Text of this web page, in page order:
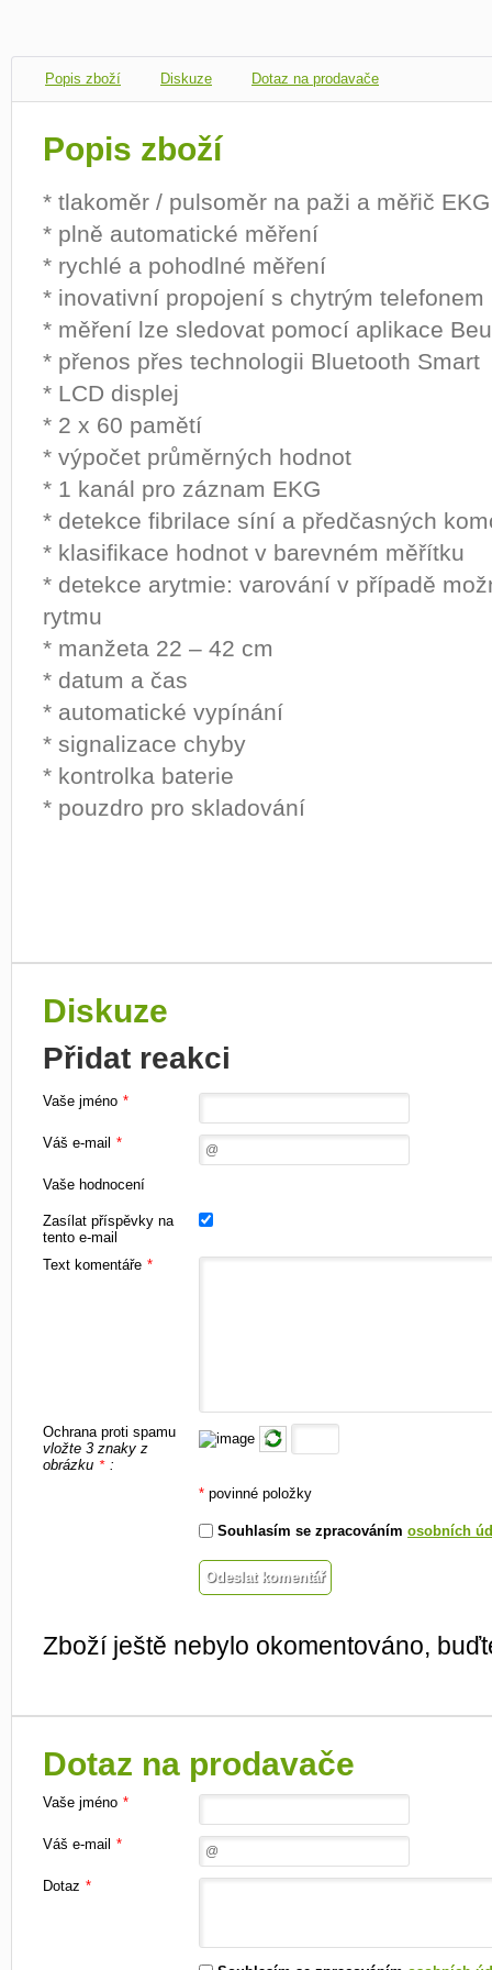
Popis zboží Diskuze Dotaz na prodavače
Popis zboží
* tlakoměr / pulsoměr na paži a měřič
* plně automatické měření
* rychlé a pohodlné měření
* inovativní propojení s chytrým telefonem
* měření lze sledovat pomocí aplikace
* přenos přes technologii Bluetooth Smart
* LCD displej
* 2 x 60 pamětí
* výpočet průměrných hodnot
* 1 kanál pro záznam EKG
* detekce fibrilace síní a předčasných
* klasifikace hodnot v barevném měřítku
* detekce arytmie: varování v případě
rytmu
* manžeta 22 – 42 cm
* datum a čas
* automatické vypínání
* signalizace chyby
* kontrolka baterie
* pouzdro pro skladování
Diskuze
Přidat reakci
Vaše jméno *
Váš e-mail *
Vaše hodnocení
Zasílat příspěvky na
tento e-mail
Text komentáře *
Ochrana proti spamu
vložte 3 znaky z
obrázku * :
* povinné položky
Souhlasím se zpracováním osobních
Zboží ještě nebylo okomentováno,
Dotaz na prodavače
Vaše jméno *
Váš e-mail *
Dotaz *